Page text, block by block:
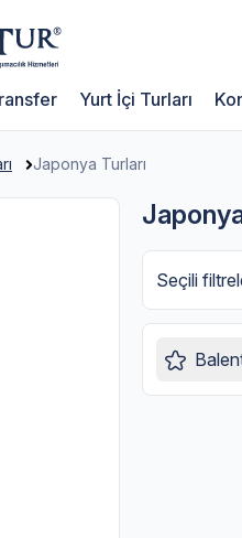
Yurt İçi Turları
Japonya Turları
Seçili